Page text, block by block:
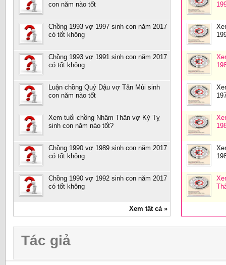
con năm nào tốt
Chồng 1993 vợ 1997 sinh con năm 2017
có tốt không
Chồng 1993 vợ 1991 sinh con năm 2017
có tốt không
Luận chồng Quý Dậu vợ Tân Mùi sinh
con năm nào tốt
Xem tuổi chồng Nhâm Thân vợ Kỷ Tỵ
sinh con năm nào tốt?
Chồng 1990 vợ 1989 sinh con năm 2017
có tốt không
Chồng 1990 vợ 1992 sinh con năm 2017
có tốt không
Xem tất cả »
Tác giả